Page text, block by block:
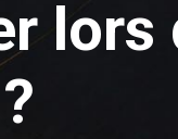
lors